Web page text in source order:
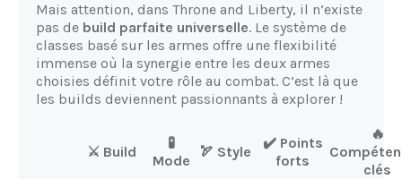
Mais attention, dans Throne and Liberty, il n’existe
pas de build parfaite universelle. Le système de
classes basé sur les armes offre une flexibilité
immense où la synergie entre les deux armes
choisies définit votre rôle au combat. C’est là que
les builds deviennent passionnants à explorer !
⚔️ Build
🧪
Mode
🏹 Style
✔️ Points
forts
🔥
clés